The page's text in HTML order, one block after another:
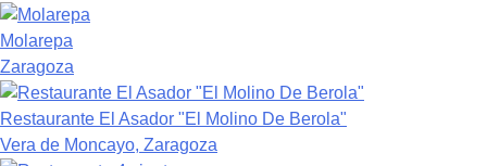
Molarepa
Zaragoza
Restaurante El Asador "El Molino De Berola"
Vera de Moncayo, Zaragoza